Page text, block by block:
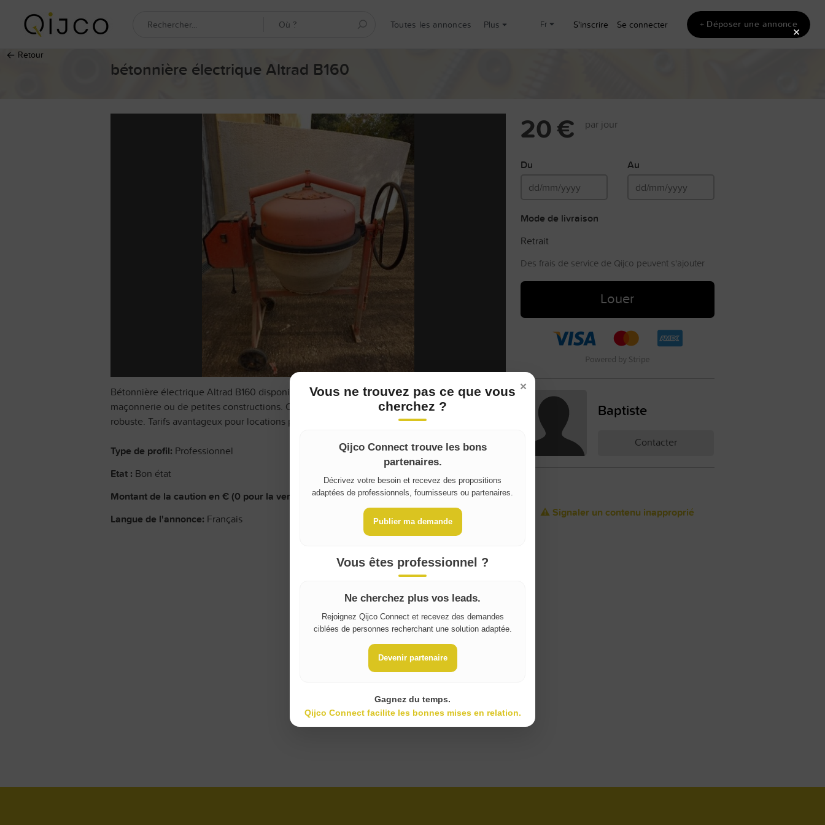
Toutes les annonces Plus fr S'inscrire Se connecter + Déposer une annonce
← Retour
bétonnière électrique Altrad B160
Bétonnière électrique Altrad B160 disponible à la location. Parfaite pour vos travaux de
maçonnerie ou de petites constructions. Compacte, facile à transporter, avec moteur
robuste. Tarifs avantageux pour locations prolongées. Contrat de location demandé.
Type de profil: Professionnel
Etat : Bon état
Montant de la caution en € (0 pour la vente, indiquez le montant pour la location):150
Langue de l'annonce: Français
20 € par jour
Du Au
Mode de livraison
Retrait
Des frais de service de Qijco peuvent s'ajouter
Louer
Baptiste
Contacter
⚠️ Signaler un contenu inapproprié
Where do you live?
Belgique / België
×
×
Vous ne trouvez pas ce que vous
cherchez ?
Qijco Connect trouve les bons
partenaires.
Décrivez votre besoin et recevez des propositions
adaptées de professionnels, fournisseurs ou partenaires.
Publier ma demande
Vous êtes professionnel ?
Ne cherchez plus vos leads.
Rejoignez Qijco Connect et recevez des demandes
ciblées de personnes recherchant une solution adaptée.
Devenir partenaire
Gagnez du temps.
Qijco Connect facilite les bonnes mises en relation.